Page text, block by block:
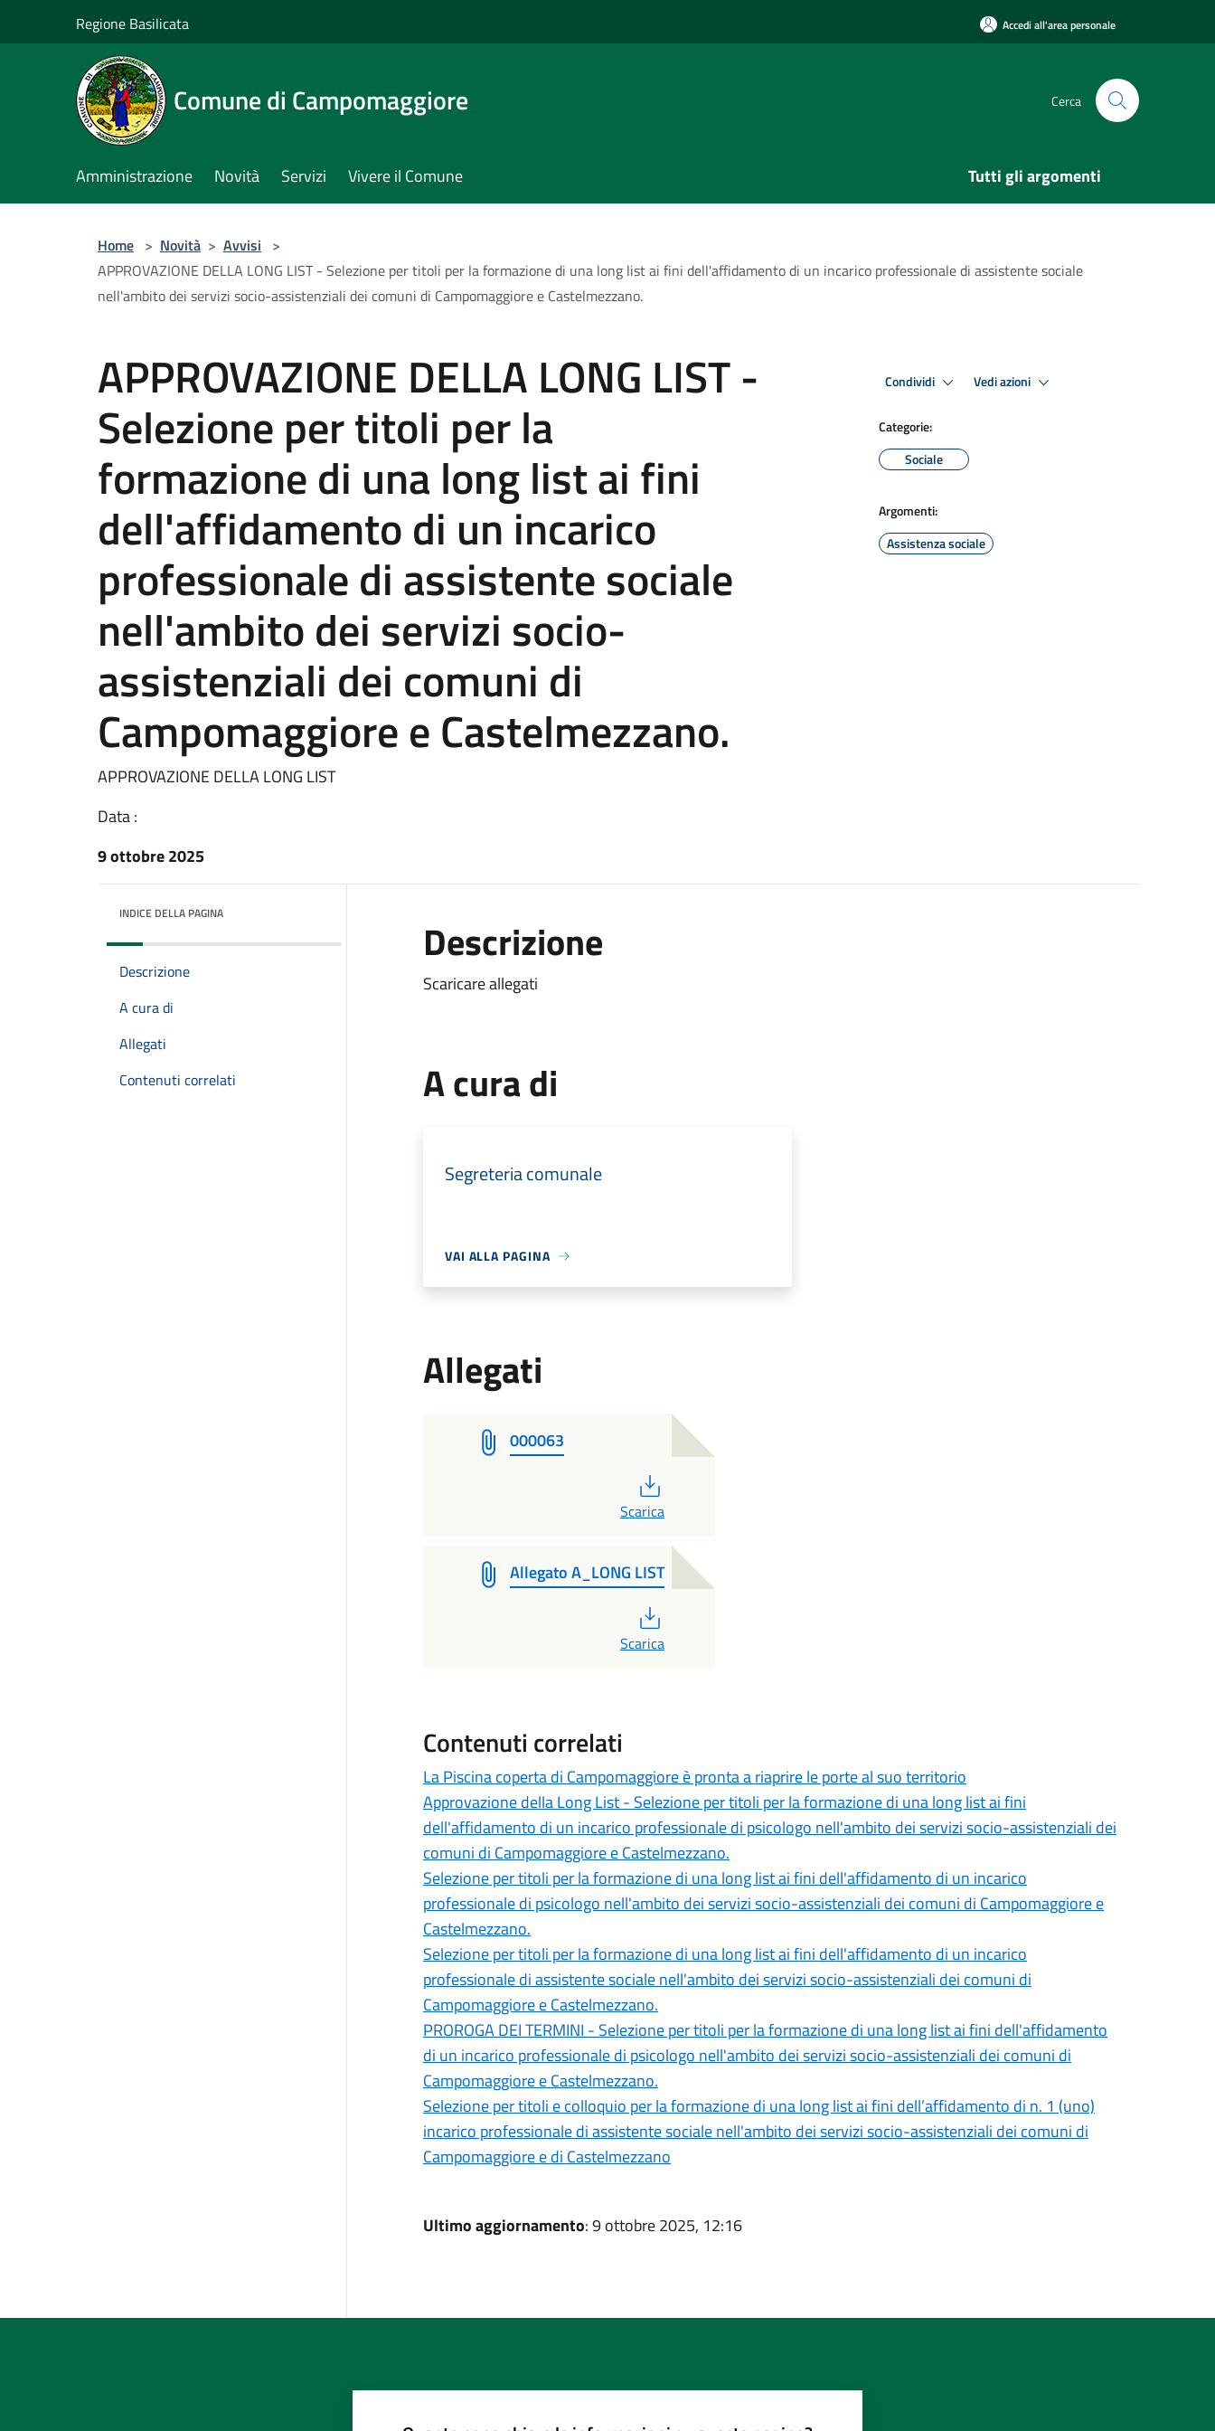
Regione Basilicata Accedi all'area personale
Comune di Campomaggiore Cerca
Amministrazione Novità Servizi Vivere il Comune Tutti gli argomenti
Home > Novità > Avvisi >
APPROVAZIONE DELLA LONG LIST - Selezione per titoli per la formazione di una long list ai fini dell'affidamento di un incarico professionale di assistente sociale
nell'ambito dei servizi socio-assistenziali dei comuni di Campomaggiore e Castelmezzano.
APPROVAZIONE DELLA LONG LIST -
Selezione per titoli per la
formazione di una long list ai fini
dell'affidamento di un incarico
professionale di assistente sociale
nell'ambito dei servizi socio-
assistenziali dei comuni di
Campomaggiore e Castelmezzano.
APPROVAZIONE DELLA LONG LIST
Data :
9 ottobre 2025
Condividi Vedi azioni
Categorie:
Sociale
Argomenti:
Assistenza sociale
INDICE DELLA PAGINA
Descrizione
A cura di
Allegati
Contenuti correlati
Descrizione
Scaricare allegati
A cura di
Segreteria comunale
VAI ALLA PAGINA
Allegati
000063
Scarica
Allegato A_LONG LIST
Scarica
Contenuti correlati
La Piscina coperta di Campomaggiore è pronta a riaprire le porte al suo territorio
Approvazione della Long List - Selezione per titoli per la formazione di una long list ai fini
dell'affidamento di un incarico professionale di psicologo nell'ambito dei servizi socio-assistenziali dei
comuni di Campomaggiore e Castelmezzano.
Selezione per titoli per la formazione di una long list ai fini dell'affidamento di un incarico
professionale di psicologo nell'ambito dei servizi socio-assistenziali dei comuni di Campomaggiore e
Castelmezzano.
Selezione per titoli per la formazione di una long list ai fini dell'affidamento di un incarico
professionale di assistente sociale nell'ambito dei servizi socio-assistenziali dei comuni di
Campomaggiore e Castelmezzano.
PROROGA DEI TERMINI - Selezione per titoli per la formazione di una long list ai fini dell'affidamento
di un incarico professionale di psicologo nell'ambito dei servizi socio-assistenziali dei comuni di
Campomaggiore e Castelmezzano.
Selezione per titoli e colloquio per la formazione di una long list ai fini dell’affidamento di n. 1 (uno)
incarico professionale di assistente sociale nell'ambito dei servizi socio-assistenziali dei comuni di
Campomaggiore e di Castelmezzano
Ultimo aggiornamento: 9 ottobre 2025, 12:16